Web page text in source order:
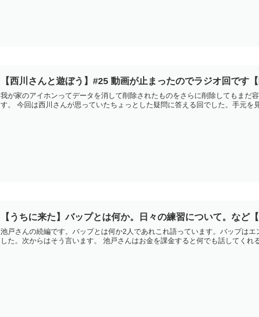
【西川さんと遊ぼう】#25 動画が止まったのでラジオ回です【
我が家のアイホンってデータを消して削除されたものをさらに削除してもまだ
す。 今回は西川さんが思っていたちょっとした疑問に答える回でした。手元を
【うちに来た】バップとは何か。日々の練習について。など【
池戸さんの続編です。バップとは何か2人であれこれ語っています。バップは
した。次からはそう言います。 池戸さんはお金を課金すると何でも話してくれ